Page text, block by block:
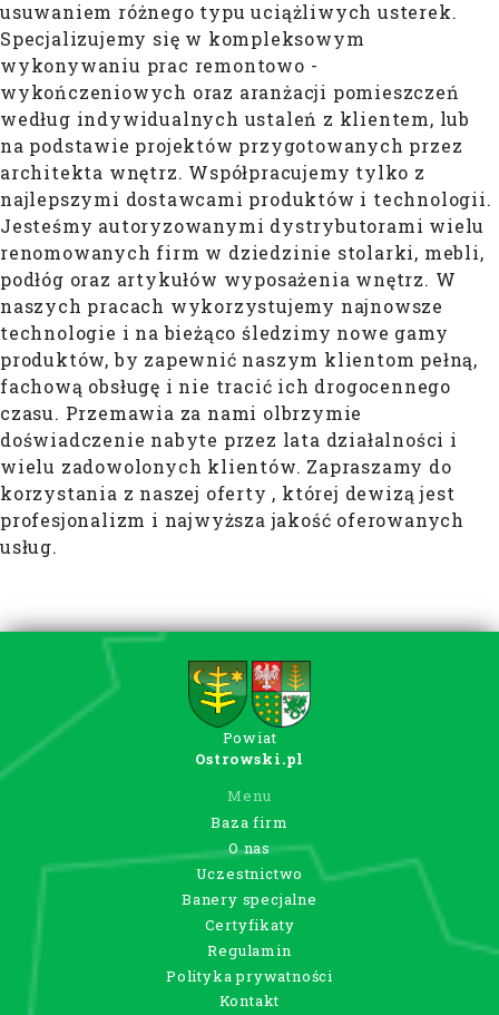
usuwaniem różnego typu uciążliwych usterek.
Specjalizujemy się w kompleksowym
wykonywaniu prac remontowo -
wykończeniowych oraz aranżacji pomieszczeń
według indywidualnych ustaleń z klientem, lub
na podstawie projektów przygotowanych przez
architekta wnętrz. Współpracujemy tylko z
najlepszymi dostawcami produktów i technologii.
Jesteśmy autoryzowanymi dystrybutorami wielu
renomowanych firm w dziedzinie stolarki, mebli,
podłóg oraz artykułów wyposażenia wnętrz. W
naszych pracach wykorzystujemy najnowsze
technologie i na bieżąco śledzimy nowe gamy
produktów, by zapewnić naszym klientom pełną,
fachową obsługę i nie tracić ich drogocennego
czasu. Przemawia za nami olbrzymie
doświadczenie nabyte przez lata działalności i
wielu zadowolonych klientów. Zapraszamy do
korzystania z naszej oferty , której dewizą jest
profesjonalizm i najwyższa jakość oferowanych
usług.
Powiat
Ostrowski.pl
Menu
Baza firm
O nas
Uczestnictwo
Banery specjalne
Certyfikaty
Regulamin
Polityka prywatności
Kontakt